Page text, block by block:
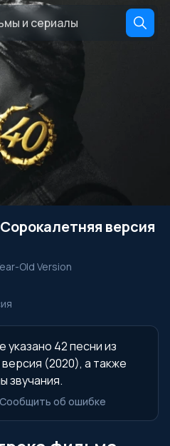
версия
Old Version
42 песни из
(2020), а также
звучания.
Сообщить об ошибке